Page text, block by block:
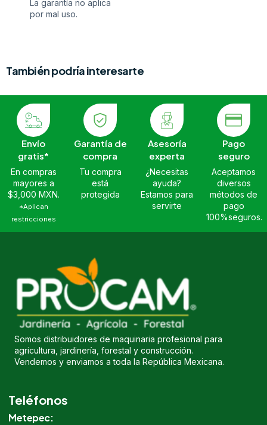
La garantía no aplica
por mal uso.
También podría interesarte
Envío
gratis*
En compras
mayores a
$3,000 MXN.
*Aplican
restricciones
Garantía de
compra
Tu compra
está
protegida
Asesoría
experta
¿Necesitas
ayuda?
Estamos para
servirte
Pago
seguro
Aceptamos
diversos
métodos de
pago
100%seguros.
Somos distribuidores de maquinaria profesional para
agricultura, jardinería, forestal y construcción.
Vendemos y enviamos a toda la República Mexicana.
Teléfonos
Metepec: